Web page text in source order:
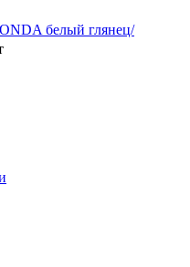
белый глянец/